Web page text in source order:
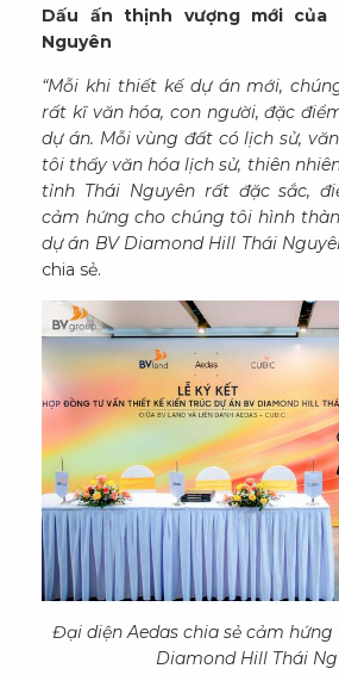
Dấu ấn thịnh vượng mới của
Nguyên
“Mỗi khi thiết kế dự án mới,
rất kĩ văn hóa, con người, đặc
dự án. Mỗi vùng đất có lịch sử,
tôi thấy văn hóa lịch sử, thiên
tỉnh Thái Nguyên rất đặc sắc,
cảm hứng cho chúng tôi hình
dự án BV Diamond Hill Thái
chia sẻ.
Đại diện Aedas chia sẻ cảm
Diamond Hill Thái